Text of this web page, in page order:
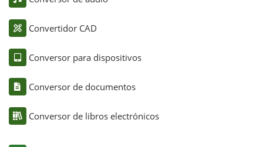
Convertidor CAD
Conversor para dispositivos
Conversor de documentos
Conversor de libros electrónicos